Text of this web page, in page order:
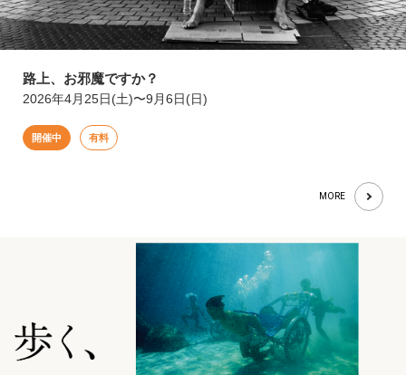
路上、お邪魔ですか？
2026年4月25日(土)〜9月6日(日)
開催中 有料
MORE